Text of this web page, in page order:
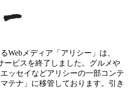
Webメディア「アリシー」は、
ービスを終了しました。グルメや
ッセイなどアリシーの一部コンテ
テナ」に移管しております。引き